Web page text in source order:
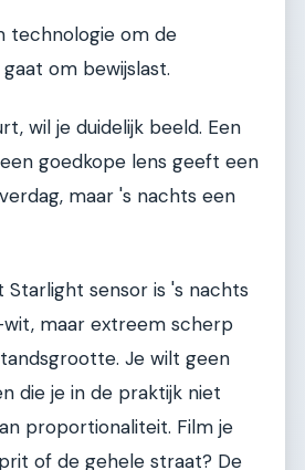
technologie om de
om bewijslast.
wil je duidelijk beeld. Een
goedkope lens geeft een
maar 's nachts een
Starlight sensor is 's nachts
maar extreem scherp
Je wilt geen
die je in de praktijk niet
proportionaliteit. Film je
of de gehele straat? De